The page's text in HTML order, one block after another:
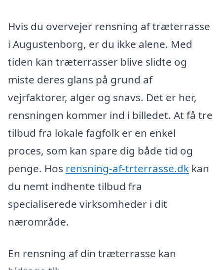
Hvis du overvejer rensning af træterrasse
i Augustenborg, er du ikke alene. Med
tiden kan træterrasser blive slidte og
miste deres glans på grund af
vejrfaktorer, alger og snavs. Det er her,
rensningen kommer ind i billedet. At få tre
tilbud fra lokale fagfolk er en enkel
proces, som kan spare dig både tid og
penge. Hos rensning-af-trterrasse.dk kan
du nemt indhente tilbud fra
specialiserede virksomheder i dit
nærområde.
En rensning af din træterrasse kan